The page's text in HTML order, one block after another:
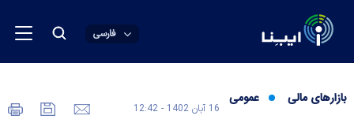
فارسی
بازارهای مالی عمومی
16 آبان 1402 - 12:42